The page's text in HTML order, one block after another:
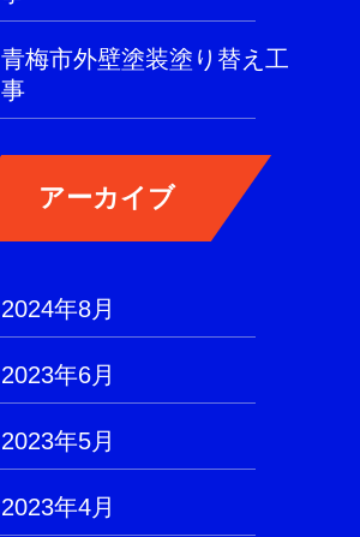
青梅市外壁塗装塗り替え工
事
2024年8月
2023年6月
2023年5月
2023年4月